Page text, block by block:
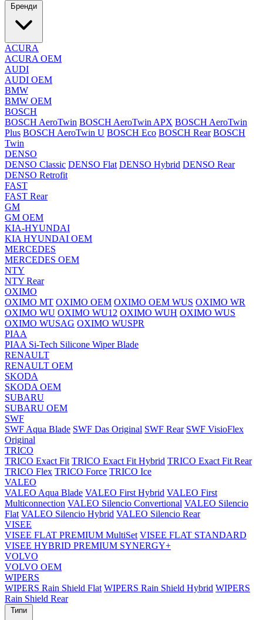
Бренди
ACURA
ACURA OEM
AUDI
AUDI OEM
BMW
BMW OEM
BOSCH
BOSCH AeroTwin BOSCH AeroTwin APX BOSCH AeroTwin
Plus BOSCH AeroTwin U BOSCH Eco BOSCH Rear BOSCH
Twin
DENSO
DENSO Classic DENSO Flat DENSO Hybrid DENSO Rear
DENSO Retrofit
FAST
FAST Rear
GM
GM OEM
KIA-HYUNDAI
KIA HYUNDAI OEM
MERCEDES
MERCEDES OEM
NTY
NTY Rear
OXIMO
OXIMO MT OXIMO OEM OXIMO OEM WUS OXIMO WR
OXIMO WU OXIMO WU12 OXIMO WUH OXIMO WUS
OXIMO WUSAG OXIMO WUSPR
PIAA
PIAA Si-Tech Silicone Wiper Blade
RENAULT
RENAULT OEM
SKODA
SKODA OEM
SUBARU
SUBARU OEM
SWF
SWF Aqua Blade SWF Das Original SWF Rear SWF VisioFlex
Original
TRICO
TRICO Exact Fit TRICO Exact Fit Hybrid TRICO Exact Fit Rear
TRICO Flex TRICO Force TRICO Ice
VALEO
VALEO Aqua Blade VALEO First Hybrid VALEO First
Multiconnection VALEO Silencio Convertional VALEO Silencio
Flat VALEO Silencio Hybrid VALEO Silencio Rear
VISEE
VISEE FLAT PREMIUM MultiSet VISEE FLAT STANDARD
VISEE HYBRID PREMIUM SYNERGY+
VOLVO
VOLVO OEM
WIPERS
WIPERS Rain Shield Flat WIPERS Rain Shield Hybrid WIPERS
Rain Shield Rear
Типи